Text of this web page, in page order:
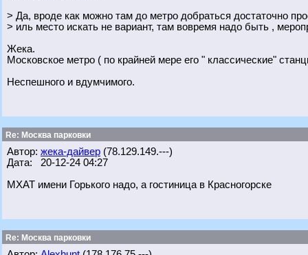
> Да, вроде как можно там до метро добраться достаточно
> иль место искать не вариант, там вовремя надо быть ,
Жека.
Московское метро ( по крайней мере его " классические"
Неспешного и вдумчимого.
Re: Москва парковки
Автор: жека-дайвер (78.129.149.---)
Дата: 20-12-24 04:27
МХАТ имени Горького надо, а гостиница в Красногорске
Re: Москва парковки